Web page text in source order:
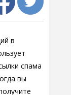
в
спама
вы